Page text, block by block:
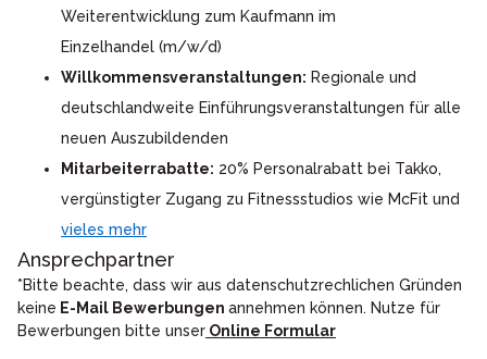
Weiterentwicklung zum Kaufmann im
Einzelhandel (m/w/d)
Willkommensveranstaltungen: Regionale und
deutschlandweite Einführungsveranstaltungen für alle
neuen Auszubildenden
Mitarbeiterrabatte: 20% Personalrabatt bei Takko,
vergünstigter Zugang zu Fitnessstudios wie McFit und
vieles mehr
Ansprechpartner
*Bitte beachte, dass wir aus datenschutzrechlichen Gründen
keine E-Mail Bewerbungen annehmen können. Nutze für
Bewerbungen bitte unser Online Formular